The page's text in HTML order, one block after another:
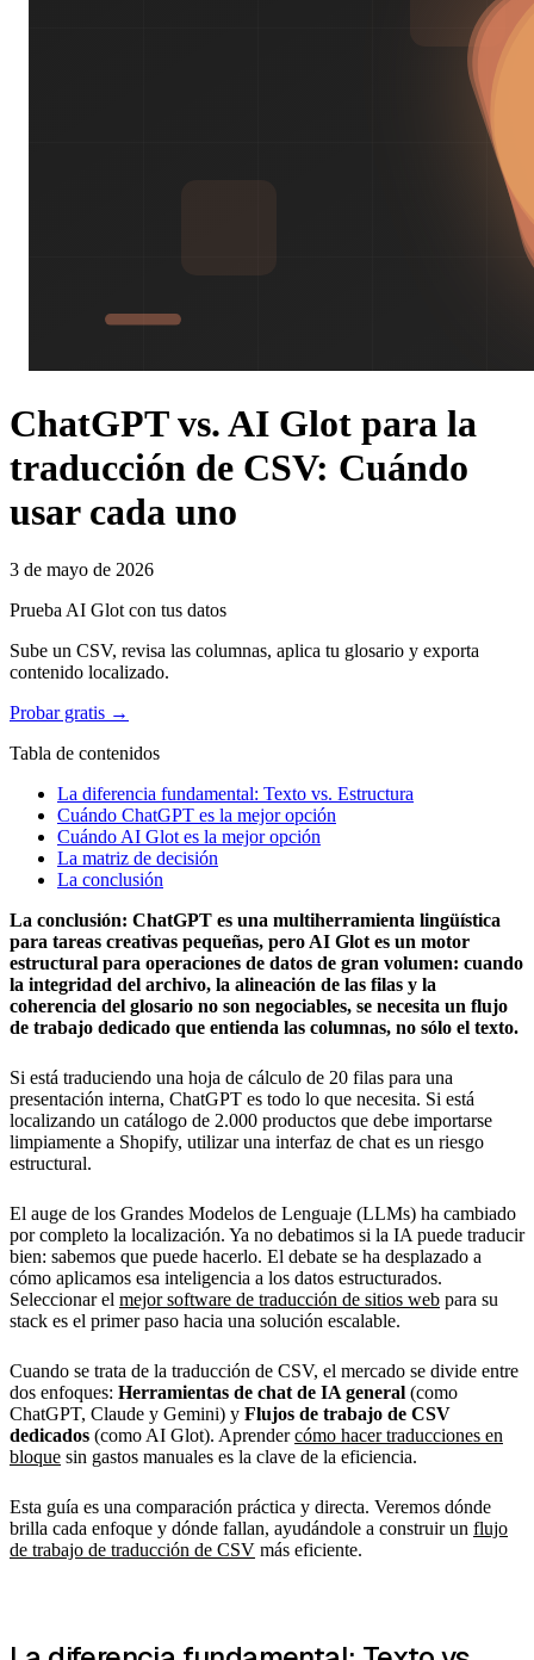
ChatGPT vs. AI Glot para la
traducción de CSV: Cuándo
usar cada uno
3 de mayo de 2026
Prueba AI Glot con tus datos
Sube un CSV, revisa las columnas, aplica tu glosario y exporta
contenido localizado.
Probar gratis →
Tabla de contenidos
La diferencia fundamental: Texto vs. Estructura
Cuándo ChatGPT es la mejor opción
Cuándo AI Glot es la mejor opción
La matriz de decisión
La conclusión
La conclusión: ChatGPT es una multiherramienta lingüística
para tareas creativas pequeñas, pero AI Glot es un motor
estructural para operaciones de datos de gran volumen: cuando
la integridad del archivo, la alineación de las filas y la
coherencia del glosario no son negociables, se necesita un flujo
de trabajo dedicado que entienda las columnas, no sólo el texto.
Si está traduciendo una hoja de cálculo de 20 filas para una
presentación interna, ChatGPT es todo lo que necesita. Si está
localizando un catálogo de 2.000 productos que debe importarse
limpiamente a Shopify, utilizar una interfaz de chat es un riesgo
estructural.
El auge de los Grandes Modelos de Lenguaje (LLMs) ha cambiado
por completo la localización. Ya no debatimos si la IA puede traducir
bien: sabemos que puede hacerlo. El debate se ha desplazado a
cómo aplicamos esa inteligencia a los datos estructurados.
Seleccionar el mejor software de traducción de sitios web para su
stack es el primer paso hacia una solución escalable.
Cuando se trata de la traducción de CSV, el mercado se divide entre
dos enfoques: Herramientas de chat de IA general (como
ChatGPT, Claude y Gemini) y Flujos de trabajo de CSV
dedicados (como AI Glot). Aprendercómo hacer traducciones en
bloque sin gastos manuales es la clave de la eficiencia.
Esta guía es una comparación práctica y directa. Veremos dónde
brilla cada enfoque y dónde fallan, ayudándole a construir un flujo
de trabajo de traducción de CSV más eficiente.